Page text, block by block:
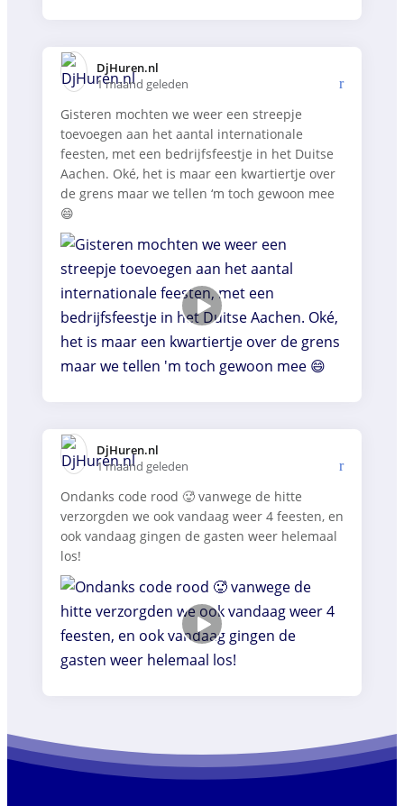
DjHuren.nl️
1 maand geleden
Gisteren mochten we weer een streepje
toevoegen aan het aantal internationale
feesten, met een bedrijfsfeestje in het Duitse
Aachen. Oké, het is maar een kwartiertje over
de grens maar we tellen ‘m toch gewoon mee
😄
DjHuren.nl️
1 maand geleden
Ondanks code rood 🥵 vanwege de hitte
verzorgden we ook vandaag weer 4 feesten, en
ook vandaag gingen de gasten weer helemaal
los!